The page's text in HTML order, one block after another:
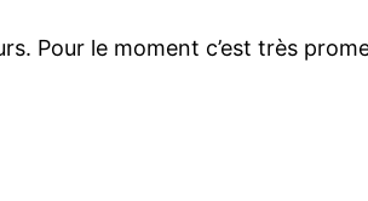
Pour le moment c’est très